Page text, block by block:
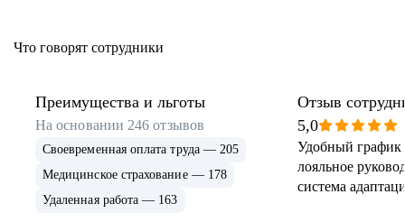
Что говорят сотрудники
Преимущества и льготы
На основании 246 отзывов
Своевременная оплата труда — 205
Медицинское страхование — 178
Удаленная работа — 163
Отзыв
5,0
Удобный график
лояльное
система